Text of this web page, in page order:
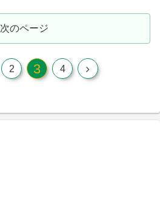
次のページ
2 3 4
次